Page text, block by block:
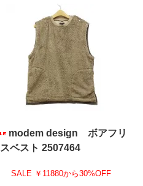
modem design ボアフリ
ベスト 2507464
SALE ￥11880から30%OFF